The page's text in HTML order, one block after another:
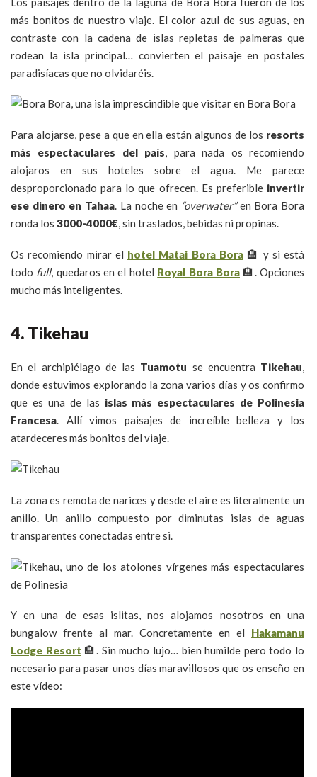
más bonitos de nuestro viaje. El color azul de sus aguas, en
contraste con la cadena de islas repletas de palmeras que
rodean la isla principal… convierten el paisaje en postales
paradisíacas que no olvidaréis.
Para alojarse, pese a que en ella están algunos de los resorts
más espectaculares del país, para nada os recomiendo
alojaros en sus hoteles sobre el agua. Me parece
desproporcionado para lo que ofrecen. Es preferible invertir
ese dinero en Tahaa. La noche en “overwater”en Bora Bora
ronda los 3000-4000€, sin traslados, bebidas ni propinas.
Os recomiendo mirar el hotel Matai Bora Bora🏨 y si está
todo full, quedaros en el hotel Royal Bora Bora🏨. Opciones
mucho más inteligentes.
4. Tikehau
En el archipiélago de las Tuamotu se encuentra Tikehau,
donde estuvimos explorando la zona varios días y os confirmo
que es una de las islas más espectaculares de Polinesia
Francesa. Allí vimos paisajes de increíble belleza y los
atardeceres más bonitos del viaje.
La zona es remota de narices y desde el aire es literalmente un
anillo. Un anillo compuesto por diminutas islas de aguas
transparentes conectadas entre si.
Y en una de esas islitas, nos alojamos nosotros en una
bungalow frente al mar. Concretamente en el Hakamanu
Lodge Resort 🏨. Sin mucho lujo… bien humilde pero todo lo
necesario para pasar unos días maravillosos que os enseño en
este vídeo: